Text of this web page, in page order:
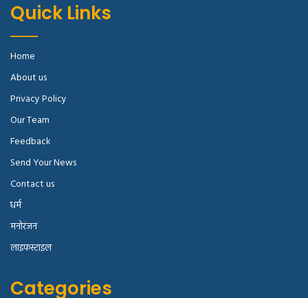
Quick Links
Home
About us
Privacy Policy
Our Team
Feedback
Send Your News
Contact us
धर्म
मनोरंजन
लाइफस्टाइल
Categories